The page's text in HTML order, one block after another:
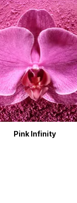
Pink Infinity